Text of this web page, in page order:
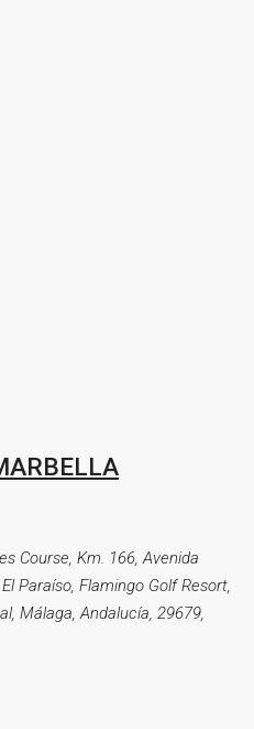
Course, Km. 166, Avenida
Paraíso, Flamingo Golf Resort,
Málaga, Andalucía, 29679,